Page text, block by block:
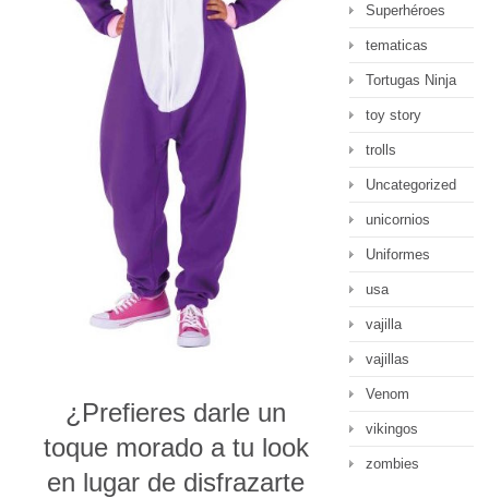
¿Prefieres darle un
toque morado a tu look
en lugar de disfrazarte
Superhéroes
tematicas
Tortugas Ninja
toy story
trolls
Uncategorized
unicornios
Uniformes
usa
vajilla
vajillas
Venom
vikingos
zombies